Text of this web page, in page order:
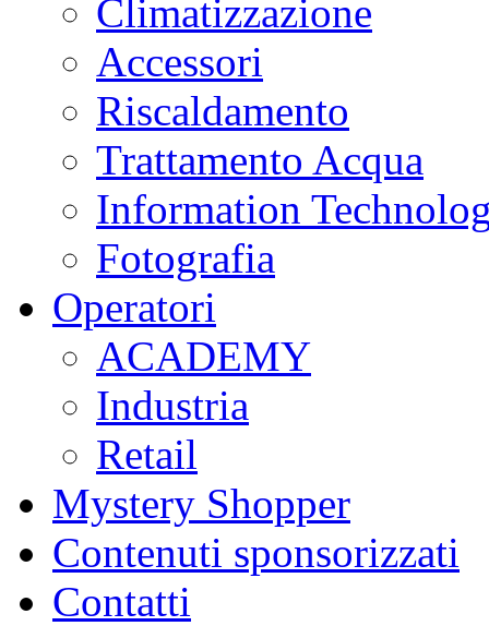
Climatizzazione
Accessori
Riscaldamento
Trattamento Acqua
Information
Fotografia
Operatori
ACADEMY
Industria
Retail
Mystery Shopper
Contenuti sponsorizzati
Contatti